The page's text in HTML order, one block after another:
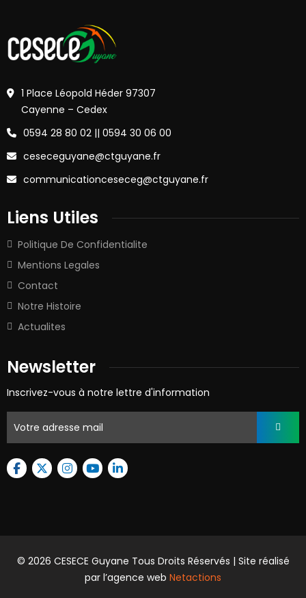
1 Place Léopold Héder 97307
Cayenne – Cedex
0594 28 80 02 || 0594 30 06 00
ceseceguyane@ctguyane.fr
communicationceseceg@ctguyane.fr
Liens Utiles
Politique De Confidentialite
Mentions Legales
Contact
Notre Histoire
Actualites
Newsletter
Inscrivez-vous à notre lettre d'information
© 2026 CESECE Guyane Tous Droits Réservés | Site réalisé
par l’agence web Netactions